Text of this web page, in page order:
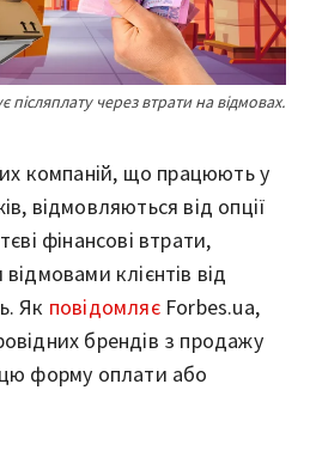
післяплату через втрати на відмовах.
компаній, що працюють у
відмовляються від опції
фінансові втрати,
клієнтів від
Як повідомляєForbes.ua,
брендів з продажу
форму оплати або